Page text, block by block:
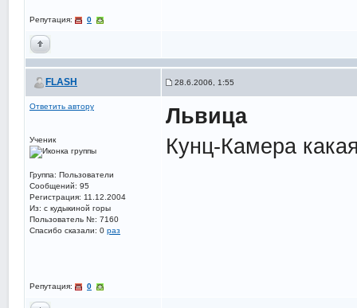
Репутация: 0
FLASH 28.6.2006, 1:55
Ответить автору
Ученик
Группа: Пользователи
Сообщений: 95
Регистрация: 11.12.2004
Из: с кудыкиной горы
Пользователь №: 7160
Спасибо сказали: 0 раз
Репутация: 0
Львица
Кунц-Камера